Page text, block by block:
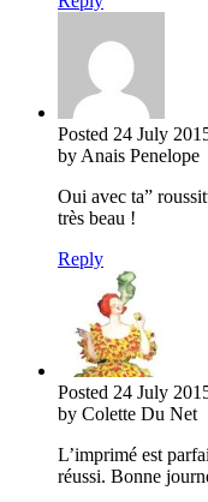
Posted 24 July
by Anais Penelope
Oui avec ta”
très beau !
Reply
Posted 24 July
by Colette Du Net
L’imprimé est
réussi. Bonne